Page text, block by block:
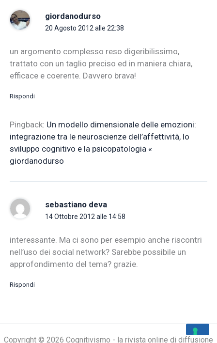
giordanodurso
20 Agosto 2012 alle 22:38
un argomento complesso reso digeribilissimo,
trattato con un taglio preciso ed in maniera chiara,
efficace e coerente. Davvero brava!
Rispondi
Pingback: Un modello dimensionale delle emozioni:
integrazione tra le neuroscienze dell’affettività, lo
sviluppo cognitivo e la psicopatologia «
giordanodurso
sebastiano deva
14 Ottobre 2012 alle 14:58
interessante. Ma ci sono per esempio anche riscontri
nell’uso dei social network? Sarebbe possibile un
approfondimento del tema? grazie.
Rispondi
Copyright © 2026 Cognitivismo - la rivista online di diffusione